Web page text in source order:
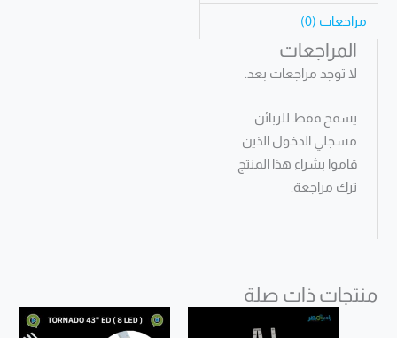
مراجعات (0)
المراجعات
لا توجد مراجعات بعد.
يسمح فقط للزبائن
مسجلي الدخول الذين
قاموا بشراء هذا المنتج
ترك مراجعة.
منتجات ذات صلة